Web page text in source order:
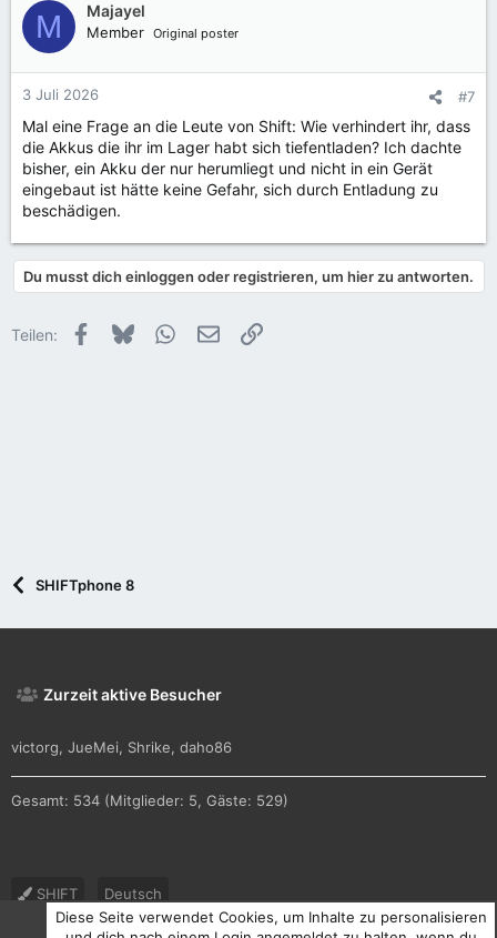
M Majayel
Member Original poster
3 Juli 2026 #7
Mal eine Frage an die Leute von Shift: Wie verhindert ihr, dass
die Akkus die ihr im Lager habt sich tiefentladen? Ich dachte
bisher, ein Akku der nur herumliegt und nicht in ein Gerät
eingebaut ist hätte keine Gefahr, sich durch Entladung zu
beschädigen.
Du musst dich einloggen oder registrieren, um hier zu antworten.
Teilen: Facebook
Bluesky WhatsApp
E-MailLink
SHIFTphone 8
Zurzeit aktive Besucher
victorg JueMei Shrike daho86
Gesamt: 534 (Mitglieder: 5, Gäste: 529)
SHIFT
Deutsch
Nutzungsbedingungen
Datenschutz Hilfe und Impressum
Diese Seite verwendet Cookies, um Inhalte zu personalisieren